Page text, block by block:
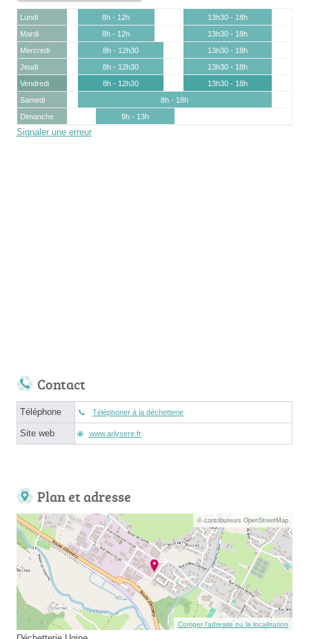
Lundi 8h - 12h
13h30 - 18h
Mardi
8h - 12h
13h30 - 18h
Mercredi
8h - 12h30
13h30 - 18h
Jeudi
8h - 12h30
13h30 - 18h
Vendredi
8h - 12h30
13h30 - 18h
Samedi
8h - 18h
Dimanche
9h - 13h
Signaler une erreur
Contact
Téléphone Téléphoner à la déchetterie
Site web www.arlysere.fr
Plan et adresse
© contributeurs OpenStreetMap
Corriger l’adresse ou la localisation